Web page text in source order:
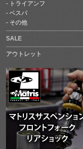
トライアンフ
ベスパ
その他
SALE
アウトレット